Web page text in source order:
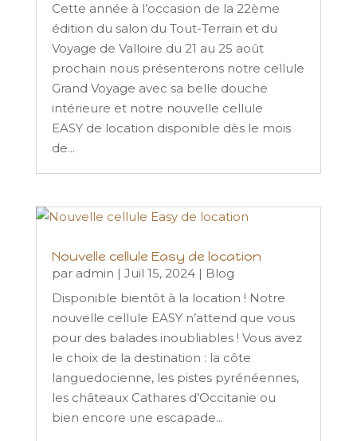
Cette année à l’occasion de la 22ème
édition du salon du Tout-Terrain et du
Voyage de Valloire du 21 au 25 août
prochain nous présenterons notre cellule
Grand Voyage avec sa belle douche
intérieure et notre nouvelle cellule
EASY de location disponible dès le mois
de...
Nouvelle cellule Easy de location
par admin | Juil 15, 2024| Blog
Disponible bientôt à la location ! Notre
nouvelle cellule EASY n’attend que vous
pour des balades inoubliables ! Vous avez
le choix de la destination : la côte
languedocienne, les pistes pyrénéennes,
les châteaux Cathares d’Occitanie ou
bien encore une escapade...